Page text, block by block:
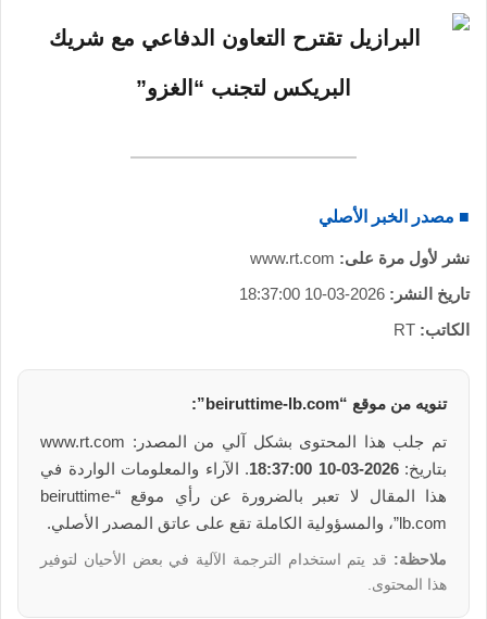
■ مصدر الخبر الأصلي
نشر لأول مرة على: www.rt.com
تاريخ النشر: 2026-03-10 18:37:00
الكاتب: RT
تنويه من موقع “beiruttime-lb.com”:
تم جلب هذا المحتوى بشكل آلي من المصدر: www.rt.com
بتاريخ:2026-03-10 18:37:00
. الآراء والمعلومات الواردة في
هذا المقال لا تعبر بالضرورة عن رأي موقع “beiruttime-
lb.com”، والمسؤولية الكاملة تقع على عاتق المصدر الأصلي.
ملاحظة: قد يتم استخدام الترجمة الآلية في بعض الأحيان لتوفير
هذا المحتوى.